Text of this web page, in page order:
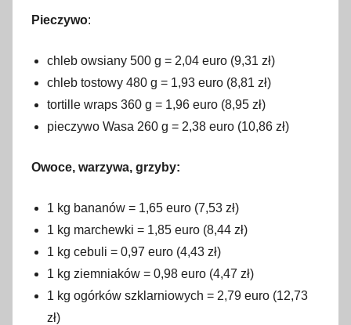
Pieczywo:
chleb owsiany 500 g = 2,04 euro (9,31 zł)
chleb tostowy 480 g = 1,93 euro (8,81 zł)
tortille wraps 360 g = 1,96 euro (8,95 zł)
pieczywo Wasa 260 g = 2,38 euro (10,86 zł)
Owoce, warzywa, grzyby:
1 kg bananów = 1,65 euro (7,53 zł)
1 kg marchewki = 1,85 euro (8,44 zł)
1 kg cebuli = 0,97 euro (4,43 zł)
1 kg ziemniaków = 0,98 euro (4,47 zł)
1 kg ogórków szklarniowych = 2,79 euro (12,73
zł)